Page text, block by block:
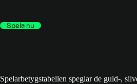
Spela nu
Spelarbetygstabellen speglar de guld-,